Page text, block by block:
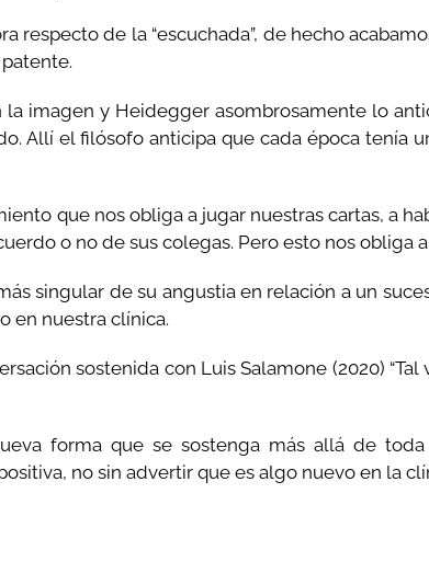
respecto de la “escuchada”, de hecho
imagen y Heidegger asombrosamente lo
Allí el filósofo anticipa que cada época tenía
que nos obliga a jugar nuestras cartas, a
o no de sus colegas. Pero esto nos obliga
singular de su angustia en relación a un
en nuestra clínica.
sostenida con Luis Salamone (2020)
forma que se sostenga más allá de
no sin advertir que es algo nuevo en la